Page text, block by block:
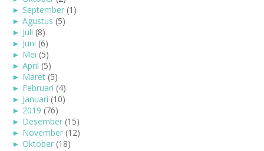
► September (1)
► Agustus (5)
► Juli (8)
► Juni (6)
► Mei (5)
► April (5)
► Maret (5)
► Februari (4)
► Januari (10)
► 2019 (76)
► Desember (15)
► November (12)
► Oktober (18)